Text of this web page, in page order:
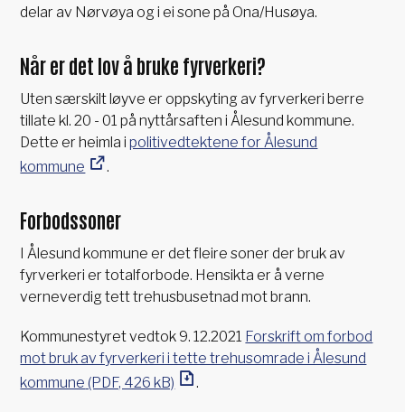
delar av Nørvøya og i ei sone på Ona/Husøya.
Når er det lov å bruke fyrverkeri?
Uten særskilt løyve er oppskyting av fyrverkeri berre
tillate kl. 20 - 01 på nyttårsaften i Ålesund kommune.
Dette er heimla ipolitivedtektene for Ålesund
kommune
.
Forbodssoner
I Ålesund kommune er det fleire soner der bruk av
fyrverkeri er totalforbode. Hensikta er å verne
verneverdig tett trehusbusetnad mot brann.
Kommunestyret vedtok 9. 12.2021 Forskrift om forbod
mot bruk av fyrverkeri i tette trehusomrade i Ålesund
kommune (PDF, 426 kB) .